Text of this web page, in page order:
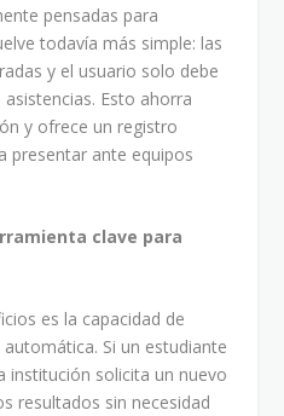
pensadas para
todavía más simple: las
y el usuario solo debe
Esto ahorra
y ofrece un registro
presentar ante equipos
clave para
es la capacidad de
Si un estudiante
institución solicita un nuevo
resultados sin necesidad